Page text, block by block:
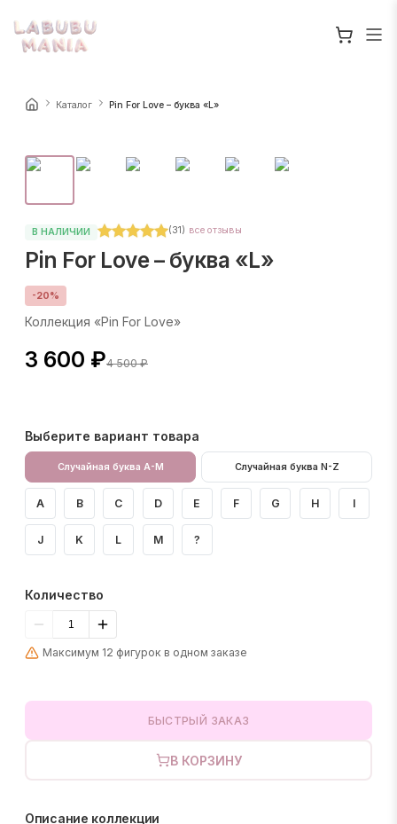
Каталог Pin For Love – буква «L»
В НАЛИЧИИ (31) все отзывы
Pin For Love – буква «L»
-20%
Коллекция «Pin For Love»
3 600 ₽4 500 ₽
Выберите вариант товара
Случайная буква A-M Случайная буква N-Z
A B C D E F G H I
J K L M ?
Количество
Максимум 12 фигурок в одном заказе
БЫСТРЫЙ ЗАКАЗ
В КОРЗИНУ
Описание коллекции